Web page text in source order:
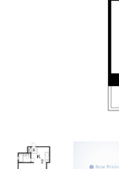
地域から探す